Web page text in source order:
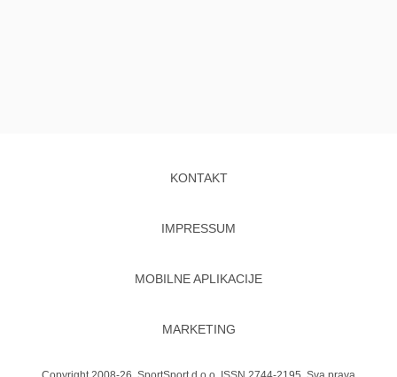
KONTAKT
IMPRESSUM
MOBILNE APLIKACIJE
MARKETING